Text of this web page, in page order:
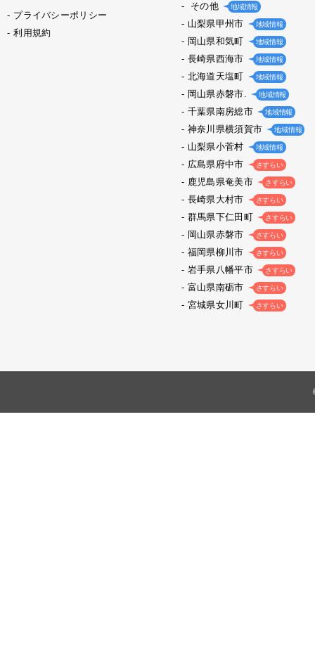
プライバシーポリシー
利用規約
その他 地域情報
山梨県甲州市 地域情報
岡山県和気町 地域情報
長崎県西海市 地域情報
北海道天塩町 地域情報
岡山県赤磐市. 地域情報
千葉県南房総市 地域情報
神奈川県横須賀市 地域情報
山梨県小菅村 地域情報
広島県府中市 さすらい
鹿児島県奄美市 さすらい
長崎県大村市 さすらい
群馬県下仁田町 さすらい
岡山県赤磐市 さすらい
福岡県柳川市 さすらい
岩手県八幡平市 さすらい
富山県南砺市 さすらい
宮城県女川町 さすらい